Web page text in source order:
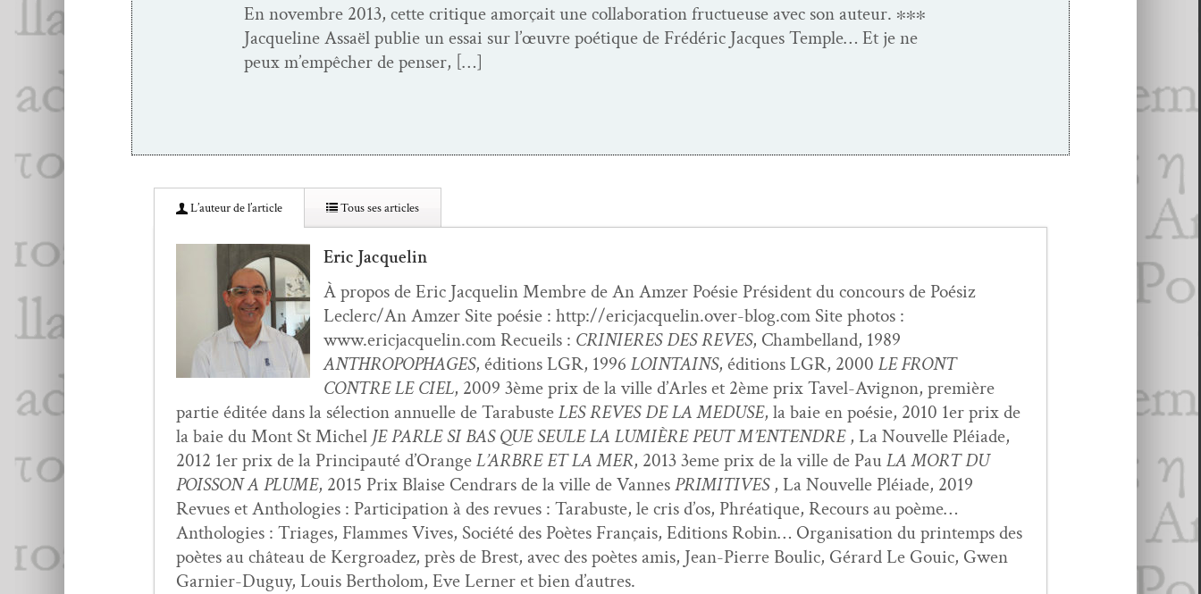
En novem­bre 2013, cette cri­tique amorçait une col­lab­o­ra­tion fructueuse avec son auteur. ∗∗∗
Jacque­line Assaël pub­lie un essai sur l’œu­vre poé­tique de Frédéric Jacques Tem­ple… Et je ne
peux m’empêcher de penser, […]
L’au­teur de l’article Tous ses articles
Eric Jacquelin
À pro­pos de Eric Jacquelin Mem­bre de An Amz­er Poésie Prési­dent du con­cours de Poé­siz
Leclerc/An Amz­er Site poésie : http://ericjacquelin.over-blog.com Site pho­tos :
www.ericjacquelin.com Recueils : CRINIERES DES REVES, Cham­bel­land, 1989
ANTHROPOPHAGES, édi­tions LGR, 1996 LOINTAINS, édi­tions LGR, 2000 LE FRONT
CONTRE LE CIEL, 2009 3ème prix de la ville d’Arles et 2ème prix Tavel-Avi­gnon, pre­mière
par­tie éditée dans la sélec­tion annuelle de Tara­busteLES REVES DE LA MEDUSE, la baie en poésie, 2010 1er prix de
la baie du Mont St Michel JE PARLE SI BAS QUE SEULE LA LUMIÈRE PEUT M’ENTENDRE, La Nou­velle Pléi­ade,
2012 1er prix de la Prin­ci­pauté d’OrangeL’ARBRE ET LA MER, 2013 3eme prix de la ville de PauLA MORT DU
POISSON A PLUME, 2015 Prix Blaise Cen­drars de la ville de VannesPRIMITIVES, La Nou­velle Pléi­ade, 2019
Revues et Antholo­gies : Par­tic­i­pa­tion à des revues : Tara­buste, le cris d’os, Phréa­tique, Recours au poème…
Antholo­gies : Triages, Flammes Vives, Société des Poètes Français, Edi­tions Robin… Organ­i­sa­tion du print­emps des
poètes au château de Ker­groad­ez, près de Brest, avec des poètes amis, Jean-Pierre Boulic, Gérard Le Gouic, Gwen
Gar­nier-Duguy, Louis Bertholom, Eve Lern­er et bien d’autres.